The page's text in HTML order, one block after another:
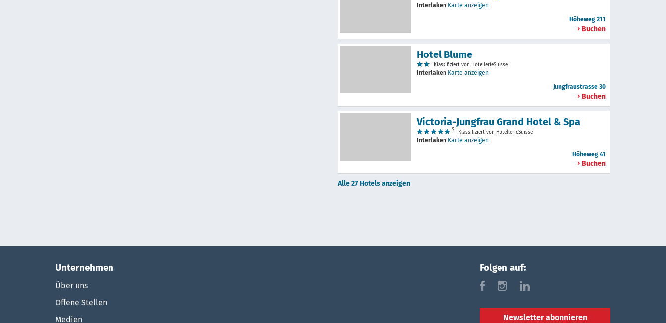
Interlaken Karte anzeigen
Höheweg 211
Buchen
Hotel Blume
Klassifiziert von HotellerieSuisse
Interlaken Karte anzeigen
Jungfraustrasse 30
Buchen
Victoria-Jungfrau Grand Hotel & Spa
S Klassifiziert von HotellerieSuisse
Interlaken Karte anzeigen
Höheweg 41
Buchen
Alle 27 Hotels anzeigen
Unternehmen
Über uns
Offene Stellen
Medien
Folgen auf:
f i l
Newsletter abonnieren